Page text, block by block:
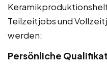
Teilzeitjobs und
werden:
Persönliche